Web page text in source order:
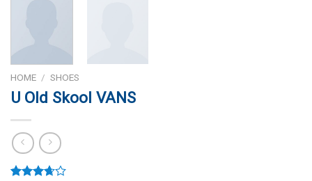
HOME / SHOES
U Old Skool VANS